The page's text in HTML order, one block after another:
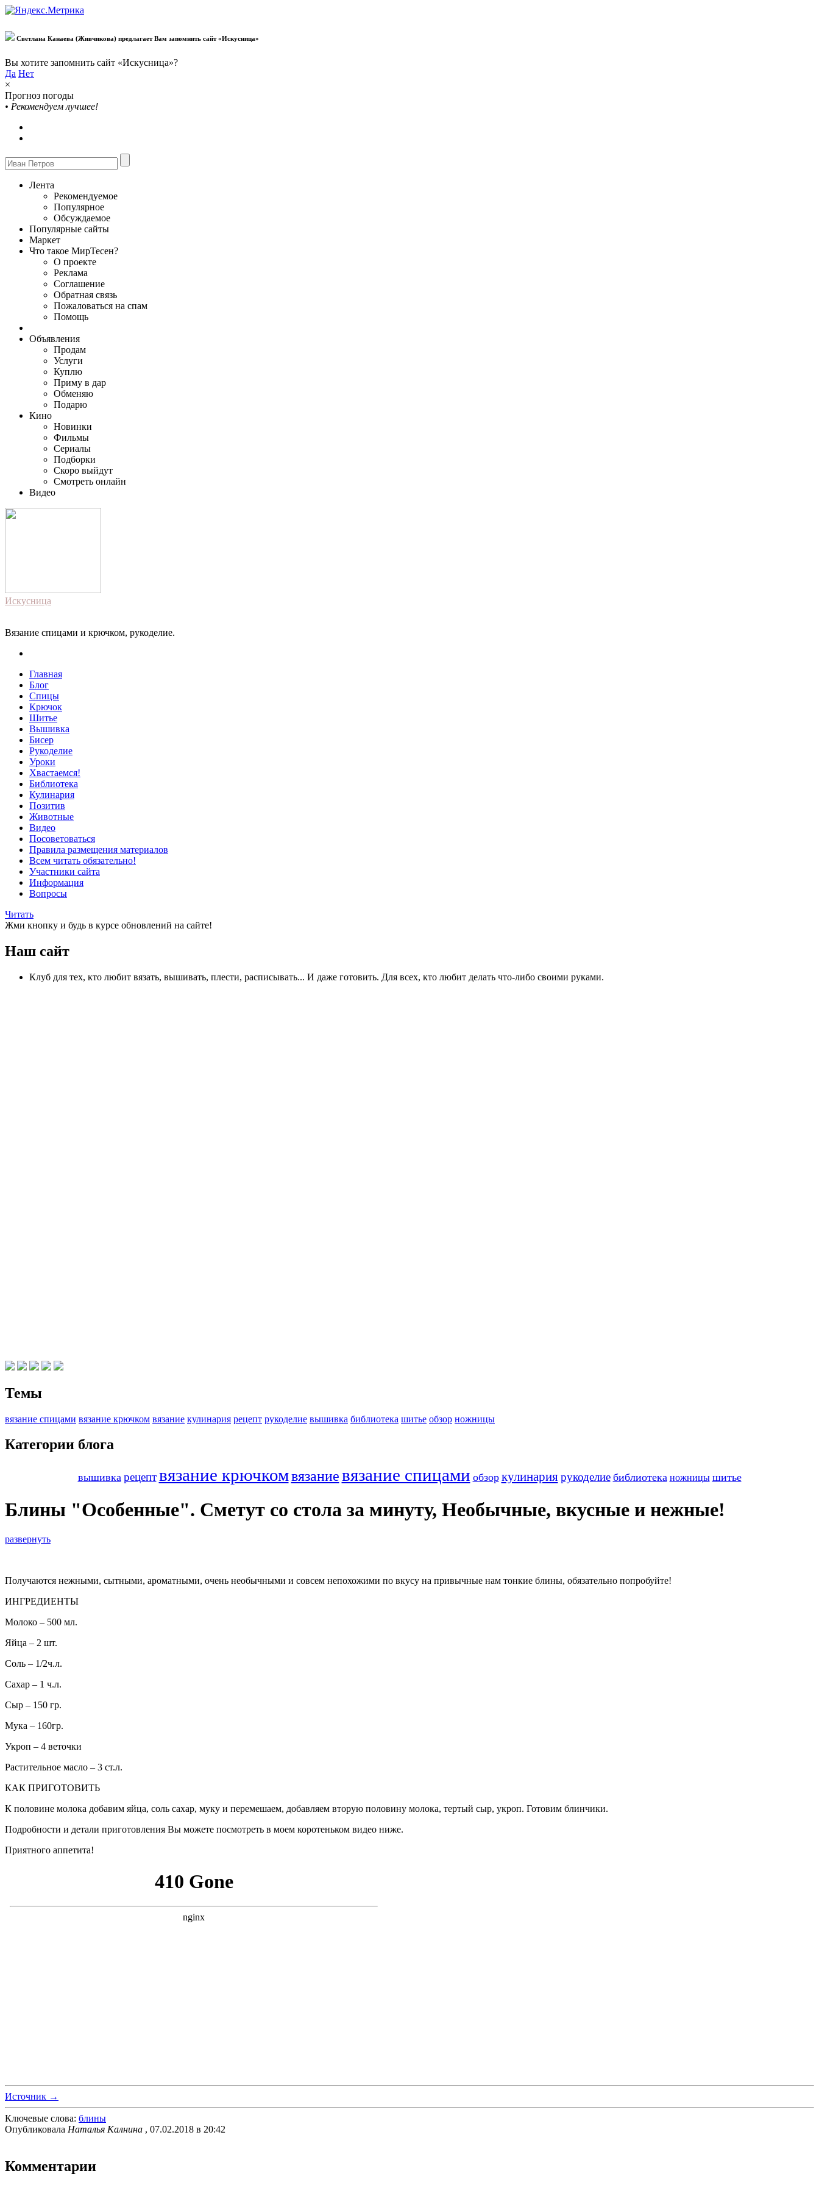
Светлана Канаева (Живчикова) предлагает Вам запомнить сайт «Искусница»
Вы хотите запомнить сайт «Искусница»?
Да Нет
×
Прогноз погоды
• Рекомендуем лучшее!
Лента
Рекомендуемое
Популярное
Обсуждаемое
Популярные сайты
Маркет
Что такое МирТесен?
О проекте
Реклама
Соглашение
Обратная связь
Пожаловаться на спам
Помощь
Объявления
Продам
Услуги
Куплю
Приму в дар
Обменяю
Подарю
Кино
Новинки
Фильмы
Сериалы
Подборки
Скоро выйдут
Смотреть онлайн
Видео
Искусница
Вязание спицами и крючком, рукоделие.
Главная
Блог
Спицы
Крючок
Шитье
Вышивка
Бисер
Рукоделие
Уроки
Хвастаемся!
Библиотека
Кулинария
Позитив
Животные
Видео
Посоветоваться
Правила размещения материалов
Всем читать обязательно!
Участники сайта
Информация
Вопросы
Читать
Жми кнопку и будь в курсе обновлений на сайте!
Наш сайт
Клуб для тех, кто любит вязать, вышивать, плести, расписывать... И даже готовить. Для всех, кто любит делать что-либо своими руками.
Темы
вязание спицами вязание крючком вязание кулинария рецепт рукоделие вышивка библиотека шитье обзор ножницы
Категории блога
вышивка рецепт вязание крючкомвязаниевязание спицами обзор кулинария рукоделие библиотека ножницы шитье
Блины "Особенные". Сметут со стола за минуту, Необычные, вкусные и нежные!
развернуть
Получаются нежными, сытными, ароматными, очень необычными и совсем непохожими по вкусу на привычные нам тонкие блины, обязательно попробуйте!
ИНГРЕДИЕНТЫ
Молоко – 500 мл.
Яйца – 2 шт.
Соль – 1/2ч.л.
Сахар – 1 ч.л.
Сыр – 150 гр.
Мука – 160гр.
Укроп – 4 веточки
Растительное масло – 3 ст.л.
КАК ПРИГОТОВИТЬ
К половине молока добавим яйца, соль сахар, муку и перемешаем, добавляем вторую половину молока, тертый сыр, укроп. Готовим блинчики.
Подробности и детали приготовления Вы можете посмотреть в моем коротеньком видео ниже.
Приятного аппетита!
Источник →
Ключевые слова: блины
Опубликовала Наталья Калнина , 07.02.2018 в 20:42
Комментарии